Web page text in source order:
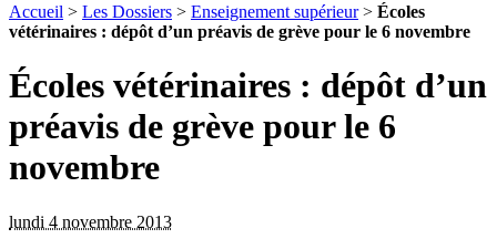
Accueil > Les Dossiers > Enseignement supérieur> Écoles
vétérinaires : dépôt d’un préavis de grève pour le 6 novembre
Écoles vétérinaires : dépôt d’un
préavis de grève pour le 6
novembre
lundi 4 novembre 2013